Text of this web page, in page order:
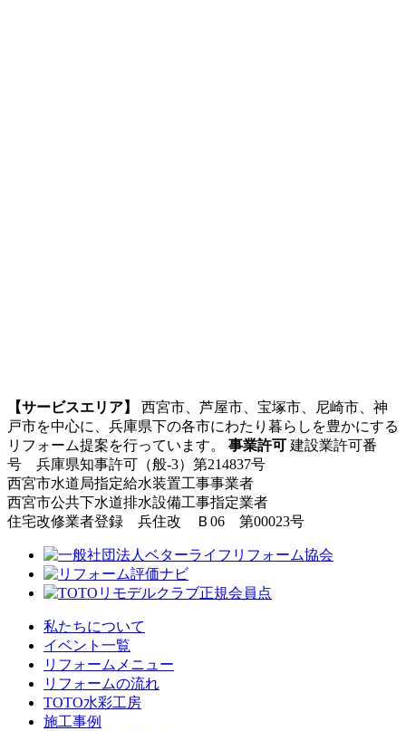
【サービスエリア】
西宮市、芦屋市、宝塚市、尼崎市、神
戸市を中心に、兵庫県下の各市にわたり暮らしを豊かにする
リフォーム提案を行っています。 事業許可
建設業許可番
号 兵庫県知事許可（般-3）第214837号
西宮市水道局指定給水装置工事事業者
西宮市公共下水道排水設備工事指定業者
住宅改修業者登録 兵住改 Ｂ06 第00023号
私たちについて
イベント一覧
リフォームメニュー
リフォームの流れ
TOTO水彩工房
施工事例